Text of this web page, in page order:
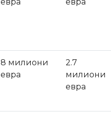
8 милиони
евра
2.7
милиони
евра